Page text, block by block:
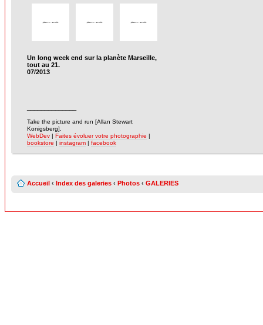
Un long week end sur la planète Marseille,
tout au 21.
07/2013
Take the picture and run [Allan Stewart
Konigsberg].
WebDev | Faites évoluer votre photographie |
bookstore | instagram | facebook
Accueil ‹ Index des galeries ‹ Photos ‹ GALERIES